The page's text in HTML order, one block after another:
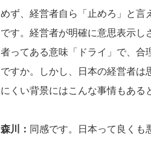
めず、経営者自ら「止めろ」と言
です。経営者が明確に意思表示し
者ってある意味「ドライ」で、合
ですか。しかし、日本の経営者は
にくい背景にはこんな事情もある
森川： 同感です。日本って良くも